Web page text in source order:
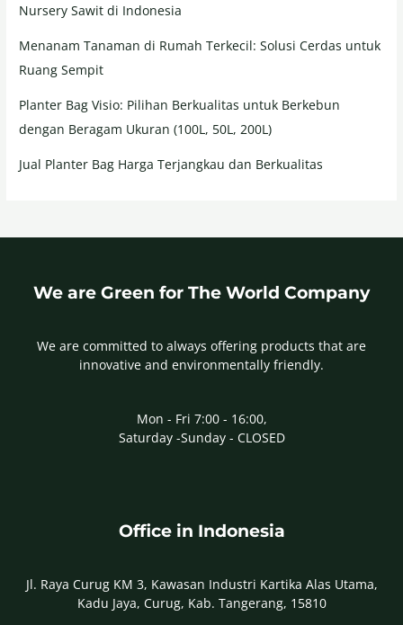
Nursery Sawit di Indonesia
Menanam Tanaman di Rumah Terkecil: Solusi Cerdas untuk
Ruang Sempit
Planter Bag Visio: Pilihan Berkualitas untuk Berkebun
dengan Beragam Ukuran (100L, 50L, 200L)
Jual Planter Bag Harga Terjangkau dan Berkualitas
We are Green for The World Company
We are committed to always offering products that are
innovative and environmentally friendly.
Mon - Fri 7:00 - 16:00,
Saturday -Sunday - CLOSED
Office in Indonesia
Jl. Raya Curug KM 3, Kawasan Industri Kartika Alas Utama,
Kadu Jaya, Curug, Kab. Tangerang, 15810